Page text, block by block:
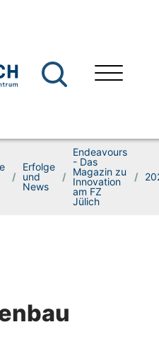
/
Erfolge
und
News
/
Endeavours
- Das
Magazin zu
Innovation
am FZ
Jülich
/